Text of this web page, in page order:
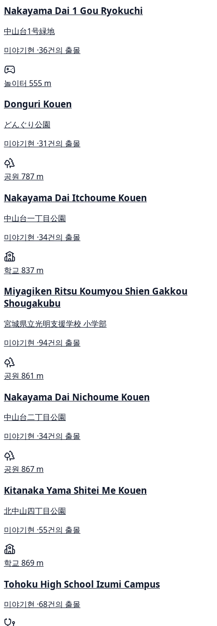
Nakayama Dai 1 Gou Ryokuchi
中山台1号緑地
미야기현 ·36건의 출몰
놀이터 555 m
Donguri Kouen
どんぐり公園
미야기현 ·31건의 출몰
공원 787 m
Nakayama Dai Itchoume Kouen
中山台一丁目公園
미야기현 ·34건의 출몰
학교 837 m
Miyagiken Ritsu Koumyou Shien Gakkou
Shougakubu
宮城県立光明支援学校 小学部
미야기현 ·94건의 출몰
공원 861 m
Nakayama Dai Nichoume Kouen
中山台二丁目公園
미야기현 ·34건의 출몰
공원 867 m
Kitanaka Yama Shitei Me Kouen
北中山四丁目公園
미야기현 ·55건의 출몰
학교 869 m
Tohoku High School Izumi Campus
미야기현 ·68건의 출몰